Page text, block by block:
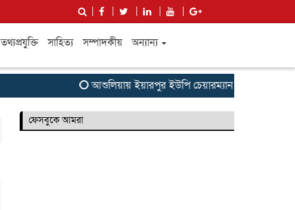
তথ্যপ্রযুক্তি সাহিত্য সম্পাদকীয় অন্যান্য
আশুলিয়ায় ইয়ারপুর ইউপি চেয়ারম্যান পদপ্রার্থী
ফেসবুকে আমরা